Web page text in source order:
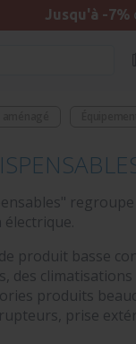
Jusqu'à -7%
produit basse
des
produits
prise